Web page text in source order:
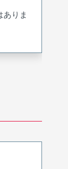
りま